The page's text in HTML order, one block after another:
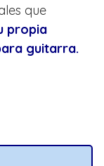
que
propia
guitarra.